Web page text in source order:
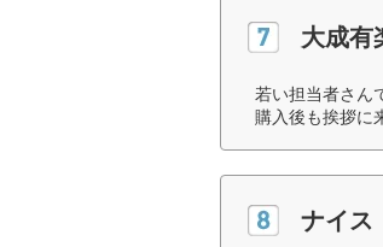
大成有
若い担当者さん
購入後も挨拶に
ナイス